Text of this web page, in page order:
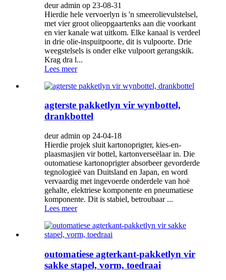
deur admin op 23-08-31
Hierdie hele vervoerlyn is 'n smeerolievulstelsel,
met vier groot olieopgaartenks aan die voorkant
en vier kanale wat uitkom. Elke kanaal is verdeel
in drie olie-inspuitpoorte, dit is vulpoorte. Drie
weegstelsels is onder elke vulpoort gerangskik.
Krag dra l...
Lees meer
agterste pakketlyn vir wynbottel,
drankbottel
deur admin op 24-04-18
Hierdie projek sluit kartonoprigter, kies-en-
plaasmasjien vir bottel, kartonverseëlaar in. Die
outomatiese kartonoprigter absorbeer gevorderde
tegnologieë van Duitsland en Japan, en word
vervaardig met ingevoerde onderdele van hoë
gehalte, elektriese komponente en pneumatiese
komponente. Dit is stabiel, betroubaar ...
Lees meer
outomatiese agterkant-pakketlyn vir
sakke stapel, vorm, toedraai